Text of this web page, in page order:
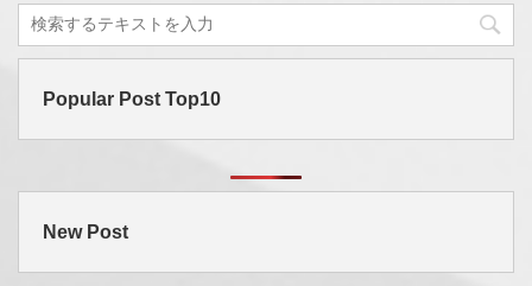
Popular Post Top10
New Post